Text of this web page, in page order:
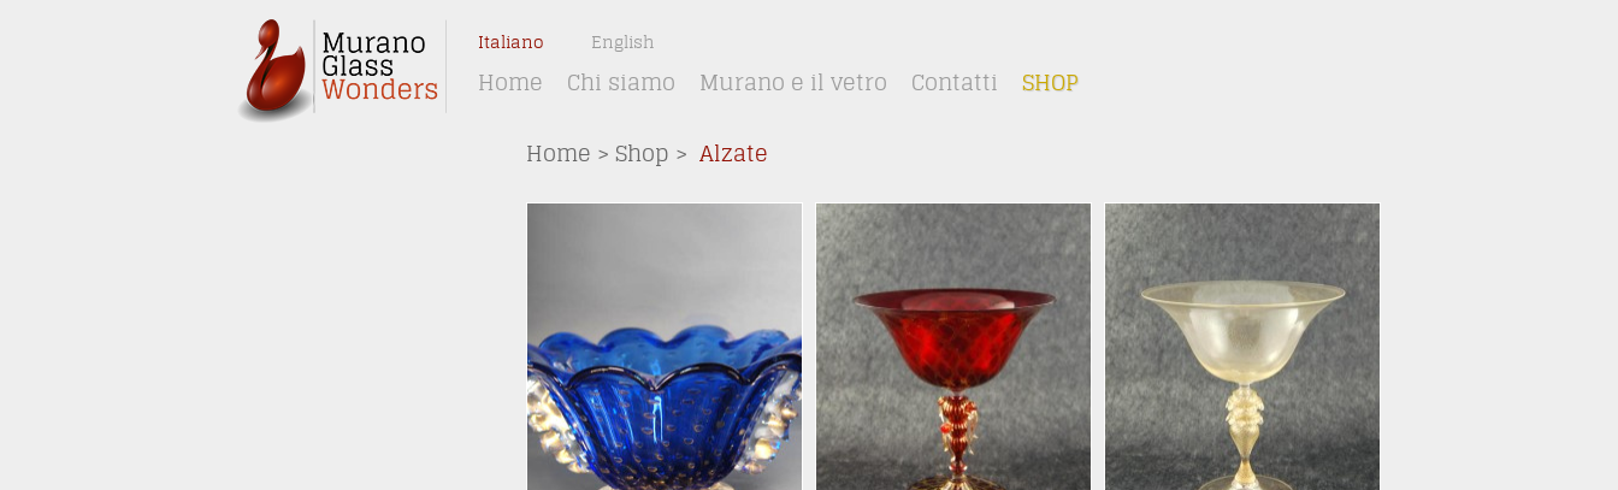
Italiano English
Home Chi siamo Murano e il vetro Contatti SHOP
Home > Shop > Alzate